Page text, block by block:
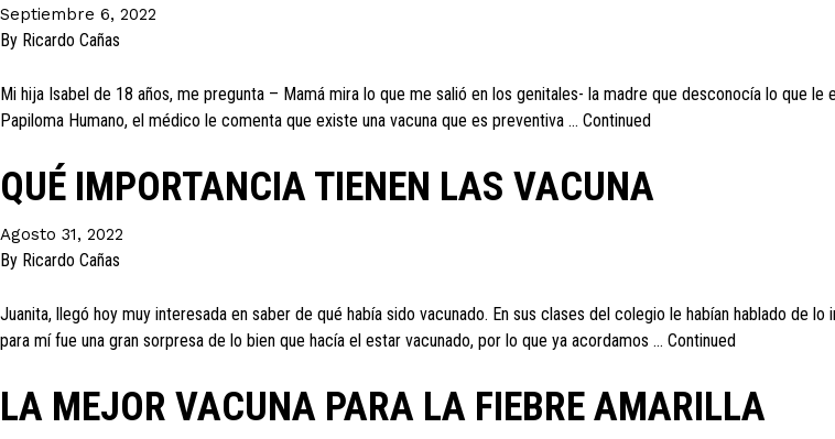
Septiembre 6, 2022
By Ricardo Cañas
Mi hija Isabel de 18 años, me pregunta – Mamá mira lo que me salió en los genitales- la madre que desconocía lo que
Papiloma Humano, el médico le comenta que existe una vacuna que es preventiva … Continued
QUÉ IMPORTANCIA TIENEN LAS VACUNA
Agosto 31, 2022
By Ricardo Cañas
Juanita, llegó hoy muy interesada en saber de qué había sido vacunado. En sus clases del colegio le habían hablado de
para mí fue una gran sorpresa de lo bien que hacía el estar vacunado, por lo que ya acordamos … Continued
LA MEJOR VACUNA PARA LA FIEBRE AMARILLA